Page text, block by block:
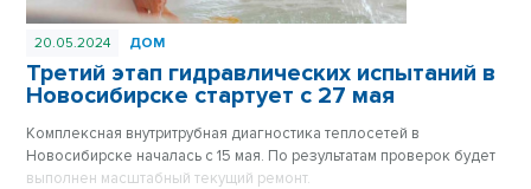
20.05.2024 ДОМ
Третий этап гидравлических испытаний в
Новосибирске стартует с 27 мая
Комплексная внутритрубная диагностика теплосетей в
Новосибирске началась с 15 мая. По результатам проверок будет
выполнен масштабный текущий ремонт.